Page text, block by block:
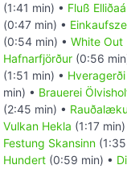
(1:41 min) • Fluß
(0:47 min) •
(0:54 min) • White Out
Hafnarfjörður (0:56
(1:51 min) • Hveragerði
min) • Brauerei
(2:45 min) •
Vulkan Hekla (1:17 min)
Festung Skansinn
Hundert (0:59 min) •